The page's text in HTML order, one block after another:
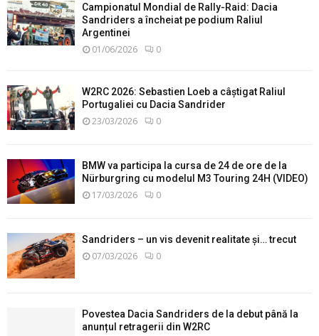
Campionatul Mondial de Rally-Raid: Dacia
Sandriders a încheiat pe podium Raliul
Argentinei
01/06/2026 0
W2RC 2026: Sebastien Loeb a câștigat Raliul
Portugaliei cu Dacia Sandrider
23/03/2026 0
BMW va participa la cursa de 24 de ore de la
Nürburgring cu modelul M3 Touring 24H (VIDEO)
17/03/2026 0
Sandriders – un vis devenit realitate și… trecut
07/03/2026 0
Povestea Dacia Sandriders de la debut până la
anunțul retragerii din W2RC